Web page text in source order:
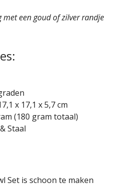
een goud of zilver randje
x 17,1 x 5,7 cm
(180 gram totaal)
Staal
Set is schoon te maken